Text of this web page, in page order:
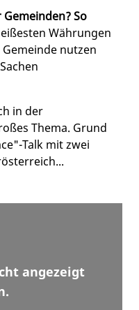
So
Währungen
nutzen
in der
Thema. Grund
Talk mit zwei
angezeigt